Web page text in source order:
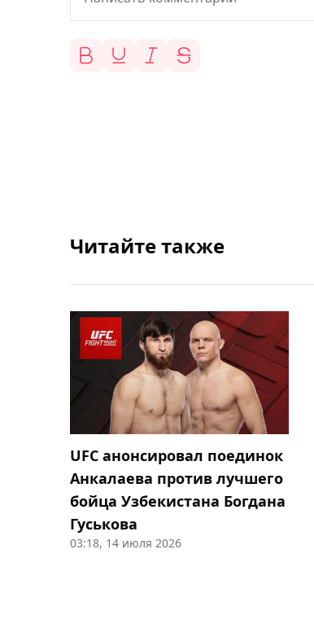
Читайте также
UFC анонсировал поединок
Анкалаева против лучшего
бойца Узбекистана Богдана
Гуськова
03:18, 14 июля 2026